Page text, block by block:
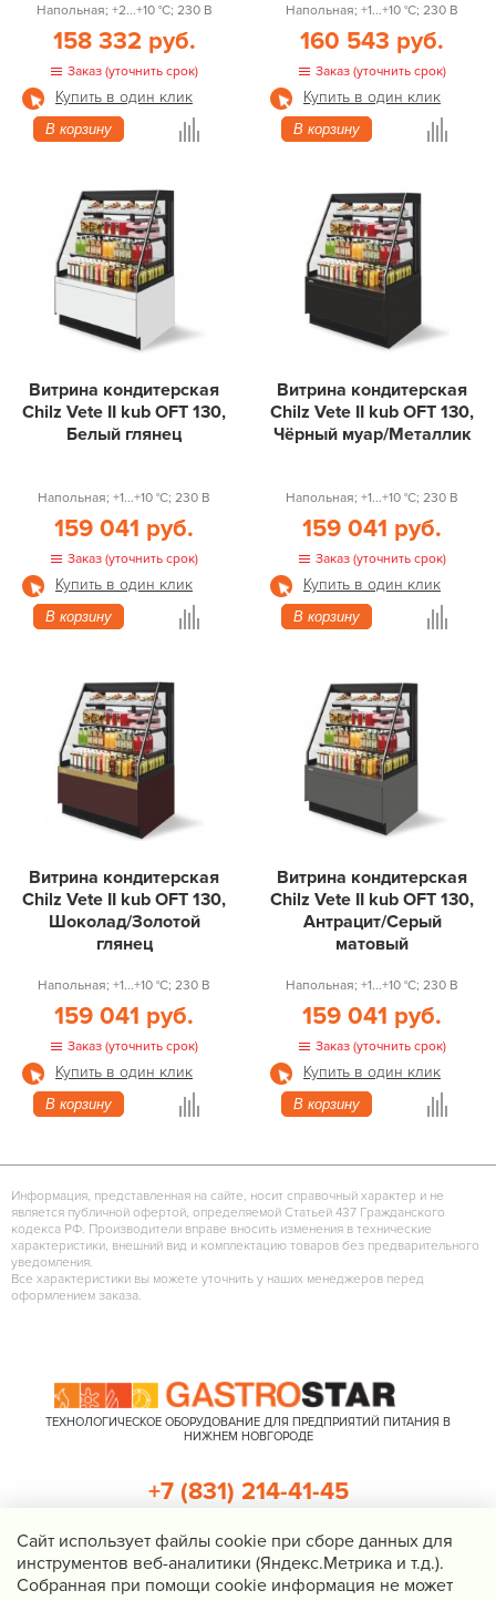
Напольная; +2...+10 °С; 230 В
158 332 руб.
Заказ (уточнить срок)
Купить в один клик
В корзину
Напольная; +1...+10 °С; 230 В
160 543 руб.
Заказ (уточнить срок)
Купить в один клик
В корзину
Витрина кондитерская
Chilz Vete II kub OFT 130,
Белый глянец
Напольная; +1...+10 °С; 230 В
159 041 руб.
Заказ (уточнить срок)
Купить в один клик
В корзину
Витрина кондитерская
Chilz Vete II kub OFT 130,
Чёрный муар/Металлик
Напольная; +1...+10 °С; 230 В
159 041 руб.
Заказ (уточнить срок)
Купить в один клик
В корзину
Витрина кондитерская
Chilz Vete II kub OFT 130,
Шоколад/Золотой
глянец
Напольная; +1...+10 °С; 230 В
159 041 руб.
Заказ (уточнить срок)
Купить в один клик
В корзину
Витрина кондитерская
Chilz Vete II kub OFT 130,
Антрацит/Серый
матовый
Напольная; +1...+10 °С; 230 В
159 041 руб.
Заказ (уточнить срок)
Купить в один клик
В корзину
Информация, представленная на сайте, носит справочный характер и не
является публичной офертой, определяемой Статьей 437 Гражданского
кодекса РФ. Производители вправе вносить изменения в технические
характеристики, внешний вид и комплектацию товаров без предварительного
уведомления.
Все характеристики вы можете уточнить у наших менеджеров перед
оформлением заказа.
ТЕХНОЛОГИЧЕСКОЕ ОБОРУДОВАНИЕ ДЛЯ ПРЕДПРИЯТИЙ ПИТАНИЯ В
НИЖНЕМ НОВГОРОДЕ
+7 (831) 214-41-45
Перезвоните мне
Cайт использует файлы cookie при сборе данных для
инструментов веб-аналитики (Яндекс.Метрика и т.д.).
Собранная при помощи cookie информация не может